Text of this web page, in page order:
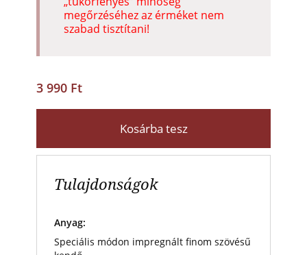
megőrzéséhez az érméket nem
szabad tisztítani!
3 990 Ft
Kosárba tesz
Tulajdonságok
Anyag:
Speciális módon impregnált finom szövésű